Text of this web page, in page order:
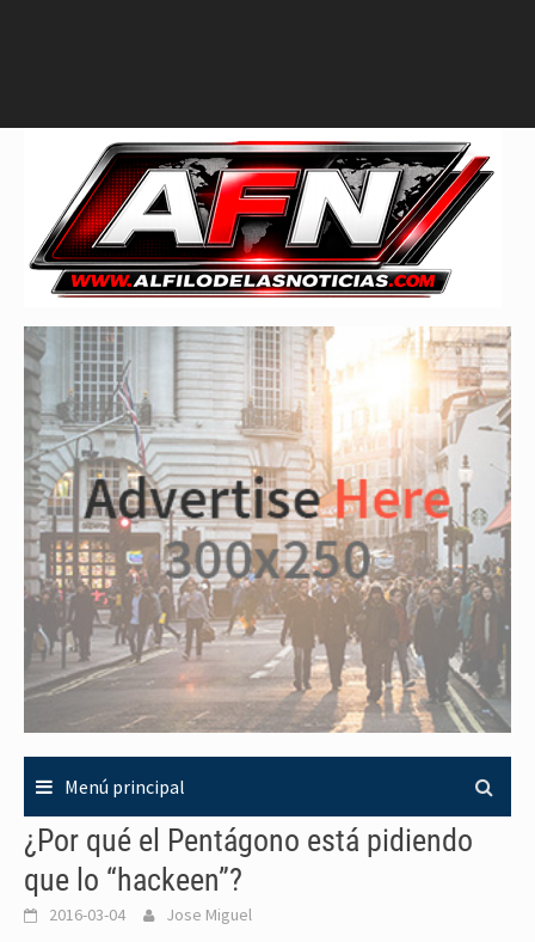
Menú principal
¿Por qué el Pentágono está pidiendo
que lo “hackeen”?
2016-03-04 Jose Miguel